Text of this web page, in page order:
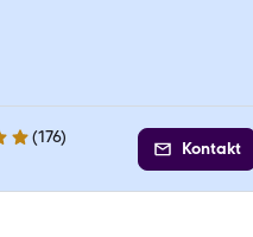
(176)
Kontakt